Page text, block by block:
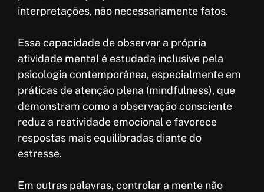
interpretações, não necessariamente fatos.
Essa capacidade de observar a própria
atividade mental é estudada inclusive pela
psicologia contemporânea, especialmente em
práticas de atenção plena (mindfulness), que
demonstram como a observação consciente
reduz a reatividade emocional e favorece
respostas mais equilibradas diante do
estresse.
Em outras palavras, controlar a mente não